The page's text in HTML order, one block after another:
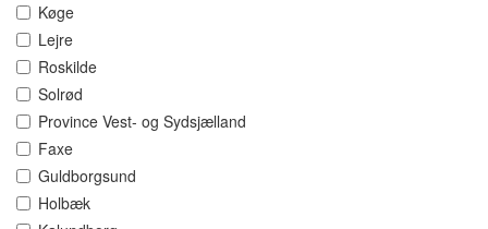
Køge
Lejre
Roskilde
Solrød
Province Vest- og Sydsjælland
Faxe
Guldborgsund
Holbæk